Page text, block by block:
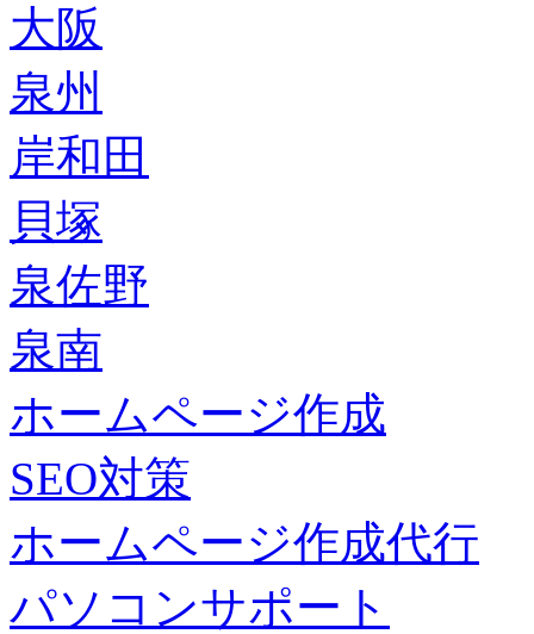
大阪
泉州
岸和田
貝塚
泉佐野
泉南
ホームページ作成
SEO対策
ホームページ作成代行
パソコンサポート